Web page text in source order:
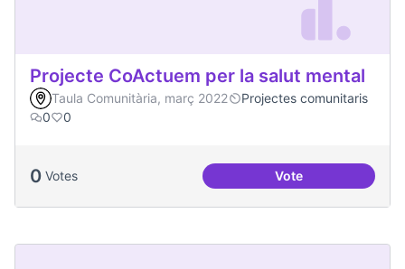
Projecte CoActuem per la salut mental
Taula Comunitària, març 2022
Projectes comunitaris
0
0
0 Votes VoteProjecte